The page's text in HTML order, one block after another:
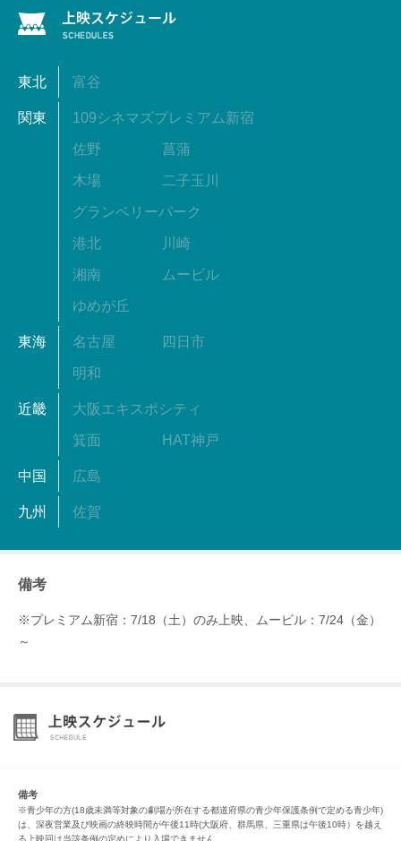
東北 富谷
関東 109シネマズプレミアム新宿
佐野 菖蒲
木場 二子玉川
グランベリーパーク
港北 川崎
湘南 ムービル
ゆめが丘
東海 名古屋 四日市
明和
近畿 大阪エキスポシティ
箕面 HAT神戸
中国 広島
九州 佐賀
備考
※プレミアム新宿：7/18（土）のみ上映、ムービル：7/24（金）
～
備考
※青少年の方(18歳未満等対象の劇場が所在する都道府県の青少年保護条例で定める青少年)
は、深夜営業及び映画の終映時間が午後11時(大阪府、群馬県、三重県は午後10時）を越え
る上映回は当該条例の定めにより入場できません。